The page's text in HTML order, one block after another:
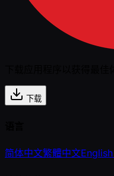
下载
简体中文繁體中文English